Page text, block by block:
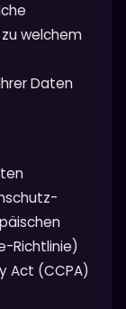
welchem
Daten
Richtlinie)
Act (CCPA)